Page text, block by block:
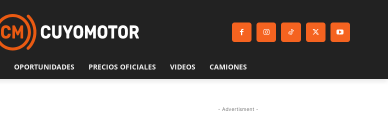
OPORTUNIDADES PRECIOS OFICIALES VIDEOS CAMIONES
- Advertisment -